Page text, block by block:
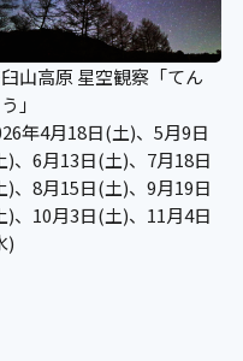
山高原 星空観察「てん
」
年4月18日(土)、5月9日
)、6月13日(土)、7月18日
)、8月15日(土)、9月19日
)、10月3日(土)、11月4日
)